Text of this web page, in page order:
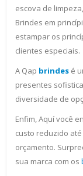
escova de
Brindes em
estampar os
clientes especiais.
A Qap brindes é
presentes
diversidade de
Enfim, Aquí você
custo reduzido
orçamento.
sua marca com os